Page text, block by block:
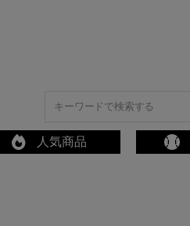
人気商品